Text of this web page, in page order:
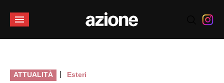
ATTUALITÀ | Esteri